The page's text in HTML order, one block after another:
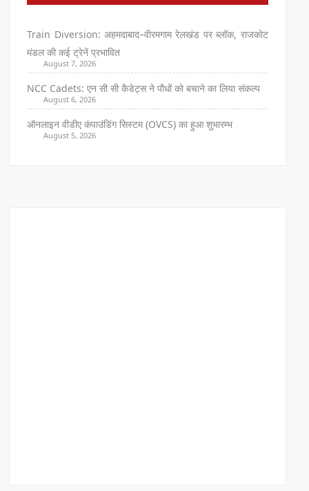
Train Diversion: अहमदाबाद–वीरमगाम रेलखंड पर ब्लॉक, राजकोट
मंडल की कई ट्रेनें प्रभावित
August 7, 2026
NCC Cadets: एन सी सी कैडेट्स ने पौधों को बचाने का लिया संकल्प
August 6, 2026
ऑनलाइन वीडीए कंपाउंडिंग सिस्टम (OVCS) का हुआ शुभारम्भ
August 5, 2026